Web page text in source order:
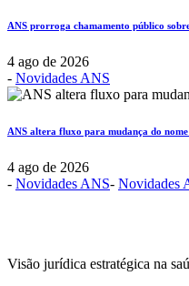
ANS prorroga chamamento público
4 ago de 2026
- Novidades ANS
ANS altera fluxo para mudança do
4 ago de 2026
- Novidades ANS- Novidades
Visão jurídica estratégica na